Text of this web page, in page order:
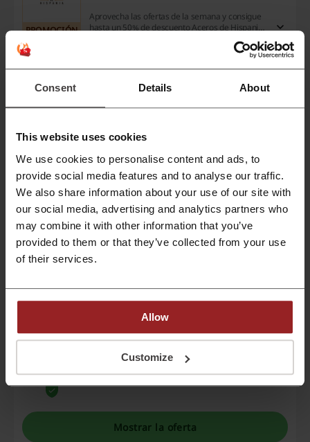
Consent Details About
This website uses cookies
We use cookies to personalise content and ads, to
provide social media features and to analyse our traffic.
We also share information about your use of our site with
our social media, advertising and analytics partners who
may combine it with other information that you’ve
provided to them or that they’ve collected from your use
of their services.
Allow
Customize
PROMOCIÓN
Aprovecha las ofertas de la semana y consigue
hasta un 50% de descuento Aceros de Hispania
en tus compras. Esta es una oportunidad ideal
para adquirir tus productos favoritos a precios
Mostrar la oferta
Caduca: En curso
Obtén un fantástico descuento del 10% en tu
primera compra, solo en nuestros productos
seleccionados. Ahorra dinero y disfruta de los
mejores productos a precios reducidos.
Bicicletas y accesorios de ciclismo con hasta
un 30% de descuento en 365Rider
Encuentra a tu mejor amiga de aventuras con
¡Entra ahora y hazte con la tuya!
Mostrar la oferta